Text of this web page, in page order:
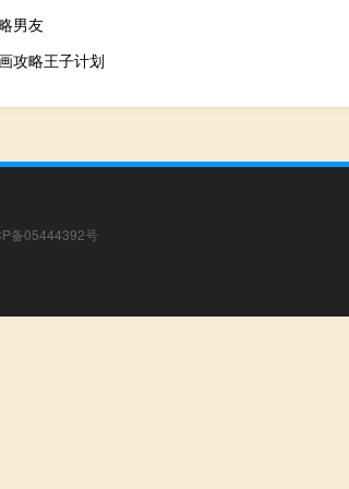
男友
攻略王子计划
备05444392号